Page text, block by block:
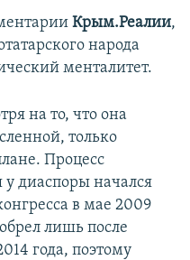
Крым.Реалии,
народа
менталитет.
на то, что она
только
Процесс
у диаспоры начался
в мае 2009
лишь после
года, поэтому